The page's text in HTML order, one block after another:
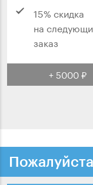
15% скидка
на
заказ
+ 5000 ₽